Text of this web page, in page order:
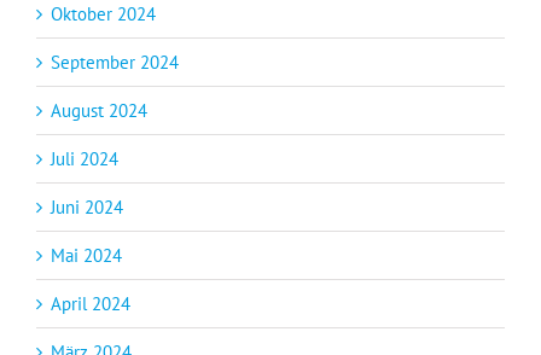
Oktober 2024
September 2024
August 2024
Juli 2024
Juni 2024
Mai 2024
April 2024